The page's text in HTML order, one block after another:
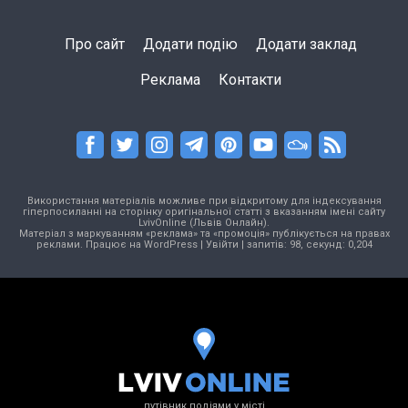
Про сайт Додати подію Додати заклад
Реклама Контакти
Використання матеріалів можливе при відкритому для індексування
гіперпосиланні на сторінку оригінальної статті з вказанням імені сайту
LvivOnline (Львів Онлайн).
Матеріал з маркуванням «реклама» та «промоція» публікується на правах
реклами. Працює на WordPress| Увійти | запитів: 98, секунд: 0,204